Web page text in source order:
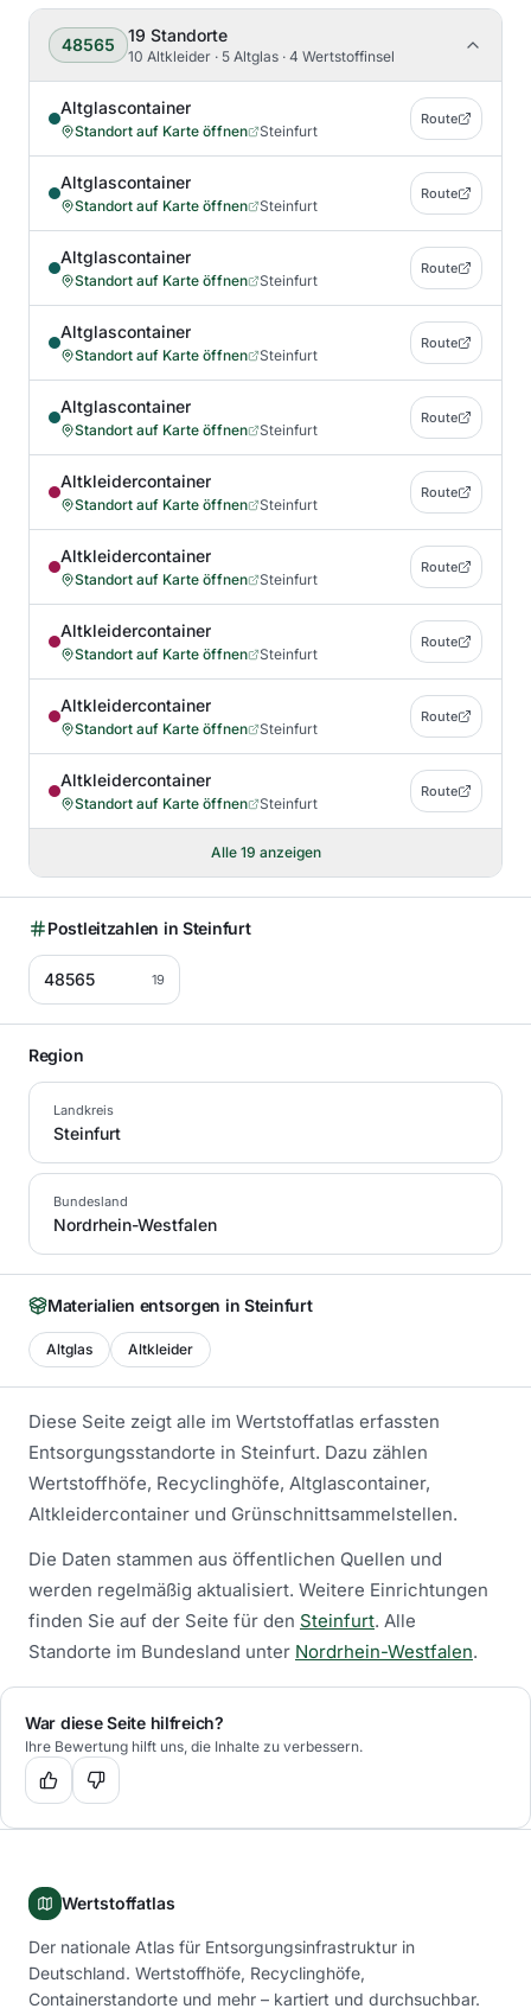
48565 19 Standorte
10 Altkleider · 5 Altglas · 4 Wertstoffinsel
Altglascontainer
Standort auf Karte öffnen Steinfurt
Route
Altglascontainer
Standort auf Karte öffnen Steinfurt
Route
Altglascontainer
Standort auf Karte öffnen Steinfurt
Route
Altglascontainer
Standort auf Karte öffnen Steinfurt
Route
Altglascontainer
Standort auf Karte öffnen Steinfurt
Route
Altkleidercontainer
Standort auf Karte öffnen Steinfurt
Route
Altkleidercontainer
Standort auf Karte öffnen Steinfurt
Route
Altkleidercontainer
Standort auf Karte öffnen Steinfurt
Route
Altkleidercontainer
Standort auf Karte öffnen Steinfurt
Route
Altkleidercontainer
Standort auf Karte öffnen Steinfurt
Route
Alle 19 anzeigen
Postleitzahlen in Steinfurt
48565 19
Region
Landkreis
Steinfurt
Bundesland
Nordrhein-Westfalen
Materialien entsorgen inSteinfurt
Altglas Altkleider
Diese Seite zeigt alle im Wertstoffatlas erfassten
Entsorgungsstandorte in Steinfurt. Dazu zählen
Wertstoffhöfe, Recyclinghöfe, Altglascontainer,
Altkleidercontainer und Grünschnittsammelstellen.
Die Daten stammen aus öffentlichen Quellen und
werden regelmäßig aktualisiert. Weitere Einrichtungen
finden Sie auf der Seite für den Steinfurt. Alle
Standorte im Bundesland unter Nordrhein-Westfalen.
War diese Seite hilfreich?
Ihre Bewertung hilft uns, die Inhalte zu verbessern.
Wertstoffatlas
Der nationale Atlas für Entsorgungsinfrastruktur in
Deutschland. Wertstoffhöfe, Recyclinghöfe,
Containerstandorte und mehr – kartiert und durchsuchbar.